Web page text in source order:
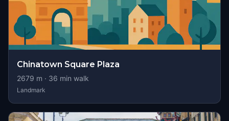
Chinatown Square Plaza
2679 m · 36 min walk
Landmark